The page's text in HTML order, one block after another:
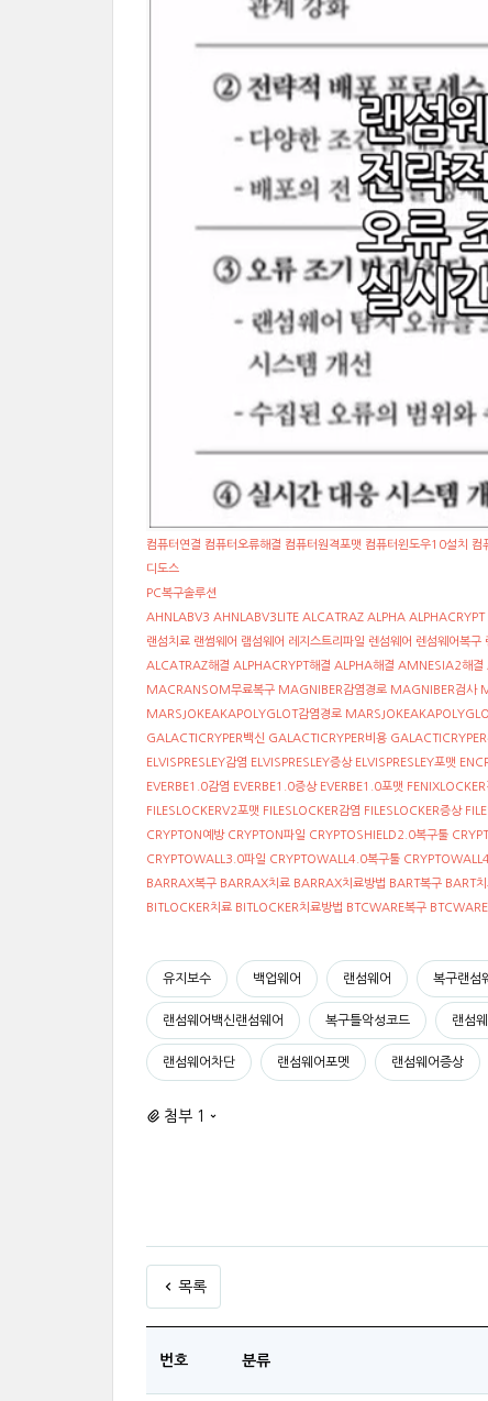
컴퓨터연결 컴퓨터오류해결 컴퓨터원격포맷 컴퓨터윈도우10설치 컴
디도스
PC복구솔루션
AHNLABV3 AHNLABV3LITE ALCATRAZ ALPHA
랜섬치료 랜썸웨어 램섬웨어 레지스트리파일 렌섬웨어 렌섬웨어복구
ALCATRAZ해결 ALPHACRYPT해결 ALPHA해결 AMNESIA2해
MACRANSOM무료복구 MAGNIBER감염경로 MAGNIBER검사
MARSJOKEAKAPOLYGLOT감염경로
GALACTICRYPER백신 GALACTICRYPER비용
ELVISPRESLEY감염 ELVISPRESLEY증상 ELVISPRESLEY포맷
EVERBE1.0감염 EVERBE1.0증상 EVERBE1.0포맷
FILESLOCKERV2포맷 FILESLOCKER감염 FILESLOCKER증상
CRYPTON예방 CRYPTON파일 CRYPTOSHIELD2.0복구툴
CRYPTOWALL3.0파일 CRYPTOWALL4.0복구툴
BARRAX복구 BARRAX치료 BARRAX치료방법 BART복구 BART
BITLOCKER치료 BITLOCKER치료방법 BTCWARE복구
유지보수 백업웨어 랜섬웨어 복구랜섬
랜섬웨어백신랜섬웨어 복구틀악성코드 랜섬
랜섬웨어차단 랜섬웨어포멧 랜섬웨어증상
첨부 1
목록
번호 분류